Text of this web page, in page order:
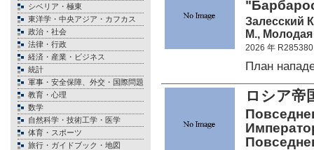
シベリア・極東
東洋学・中央アジア・カフカス
政治・社会
法律・行政
経済・産業・ビジネス
統計
軍事・安全保障、外交・国際問題
教育・心理
数学
自然科学・技術工学・医学
体育・スポーツ
旅行・ガイドブック・地図
Залесский
М., Молодая
2026 年 R285380
План
ロシア帝